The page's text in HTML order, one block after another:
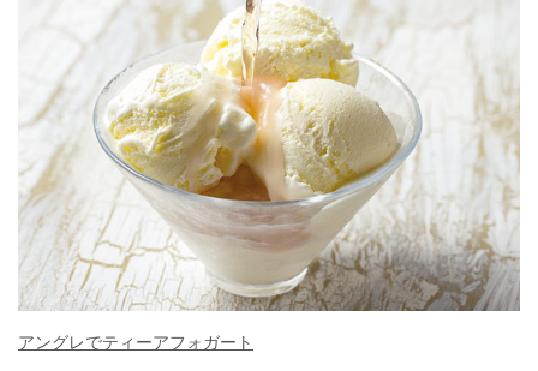
アングレでティーアフォガート